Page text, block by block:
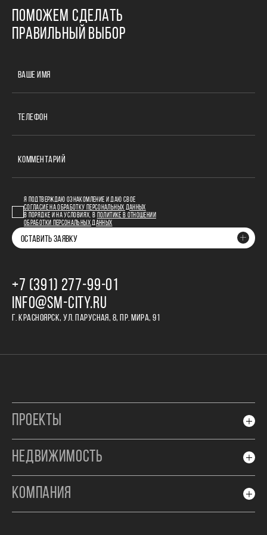
ПОМОЖЕМ СДЕЛАТЬ
ПРАВИЛЬНЫЙ ВЫБОР
ВАШЕ ИМЯ
ТЕЛЕФОН
КОММЕНТАРИЙ
Я ПОДТВЕРЖДАЮ ОЗНАКОМЛЕНИЕ И ДАЮ СВОЕ
СОГЛАСИЕ НА ОБРАБОТКУ ПЕРСОНАЛЬНЫХ ДАННЫХ
В ПОРЯДКЕ И НА УСЛОВИЯХ, В
ПОЛИТИКЕ В ОТНОШЕНИИ
ОБРАБОТКИ ПЕРСОНАЛЬНЫХ ДАННЫХ
ОСТАВИТЬ ЗАЯВКУ
+7 (391) 277‒99‒01
INFO@SM-CITY.RU
Г. КРАСНОЯРСК, УЛ. ПАРУСНАЯ, 8, ПР. МИРА, 91
ПРОЕКТЫ
НЕДВИЖИМОСТЬ
КОМПАНИЯ